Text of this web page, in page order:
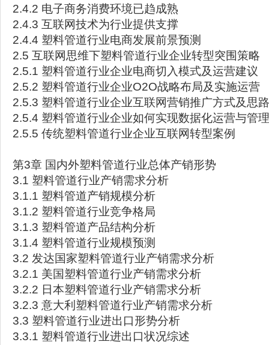
2.4.2 电子商务消费环境已趋成熟
2.4.3 互联网技术为行业提供支撑
2.4.4 塑料管道行业电商发展前景预测
2.5 互联网思维下塑料管道行业企业转型突围策略
2.5.1 塑料管道行业企业电商切入模式及运营建议
2.5.2 塑料管道行业企业O2O战略布局及实施运营
2.5.3 塑料管道行业企业互联网营销推广方式及思路
2.5.4 塑料管道行业企业如何实现数据化运营与管理
2.5.5 传统塑料管道行业企业互联网转型案例
第3章 国内外塑料管道行业总体产销形势
3.1 塑料管道行业产销需求分析
3.1.1 塑料管道产销规模分析
3.1.2 塑料管道行业竞争格局
3.1.3 塑料管道产品结构分析
3.1.4 塑料管道行业规模预测
3.2 发达国家塑料管道行业产销需求分析
3.2.1 美国塑料管道行业产销需求分析
3.2.2 日本塑料管道行业产销需求分析
3.2.3 意大利塑料管道行业产销需求分析
3.3 塑料管道行业进出口形势分析
3.3.1 塑料管道行业进出口状况综述